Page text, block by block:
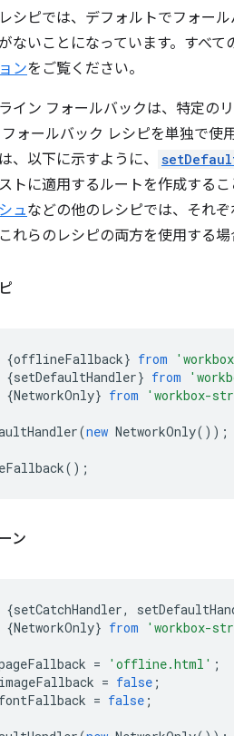
シピでは、デフォルトでフォー
ないことになっています。すべて
ンをご覧ください。
イン フォールバックは、特定の
ォールバック レシピを単独で使
、以下に示すように、
トに適用するルートを作成するこ
ュなどの他のレシピでは、それ
れらのレシピの両方を使用する場
{offlineFallback} from
{setDefaultHandler} from
{NetworkOnly} from 'workbox-
(new NetworkOnly());
();
ン
{setCatchHandler,
{NetworkOnly} from 'workbox-
= 'offline.html' ;
imageFallback = false ;
fontFallback = false ;